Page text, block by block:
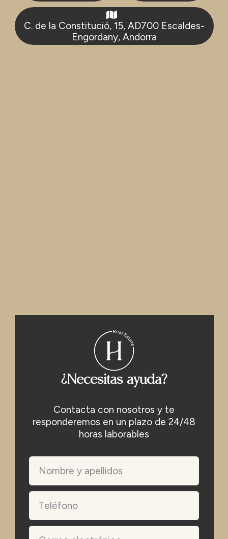
C. de la Constitució, 15, AD700 Escaldes-
Engordany, Andorra
¿Necesitas ayuda?
Contacta con nosotros y te
responderemos en un plazo de 24/48
horas laborables